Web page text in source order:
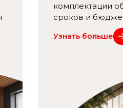
комплектации
сроков и
Узнать больше